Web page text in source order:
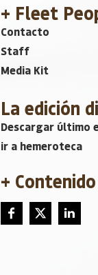
+ Fleet
Contacto
Staff
Media Kit
La edición
Descargar último
ir a hemeroteca
+